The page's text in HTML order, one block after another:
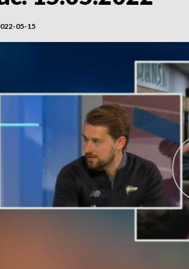
05-15